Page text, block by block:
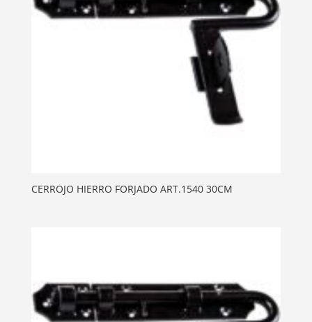
CERROJO HIERRO FORJADO ART.1540 30CM